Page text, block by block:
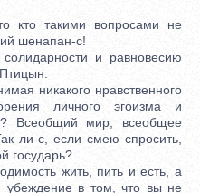
такими вопросами не
шенапан-с!
и равновесию
никакого нравственного
личного эгоизма и
Всеобщий мир, всеобщее
ли-с, если смею спросить,
государь?
жить, пить и есть, а
убеждение в том, что вы не